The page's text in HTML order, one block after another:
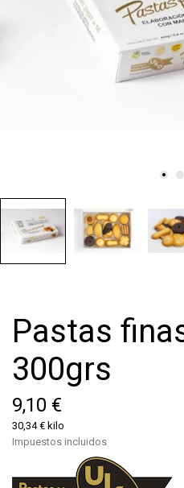
Pastas
300grs
9,10 €
30,34 € kilo
Impuestos incluidos